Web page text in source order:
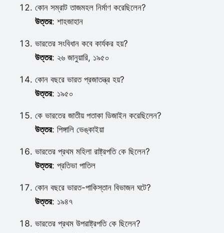
কোন সম্রাট তাজমহল নির্মাণ করেছিলেন?
উত্তর: শাহজাহান
ভারতের সংবিধান কবে কার্যকর হয়?
উত্তর: ২৬ জানুয়ারি, ১৯৫০
কোন বছরে ভারত প্রজাতন্ত্র হয়?
উত্তর: ১৯৫০
কে ভারতের জাতীয় পতাকা ডিজাইন করেছিলেন?
উত্তর: পিঙ্গালি ভেঙ্কাইয়া
ভারতের প্রথম মহিলা রাষ্ট্রপতি কে ছিলেন?
উত্তর: প্রতিভা পাতিল
কোন বছরে ভারত-পাকিস্তান বিভাজন ঘটে?
উত্তর: ১৯৪৭
ভারতের প্রথম উপরাষ্ট্রপতি কে ছিলেন?